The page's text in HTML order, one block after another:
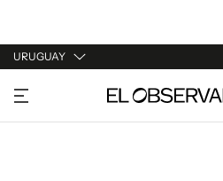
URUGUAY
URUGUAY
ARGENTINA